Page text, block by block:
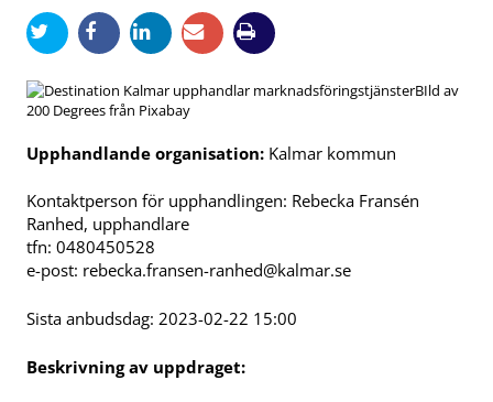
BIld av
200 Degrees från Pixabay
Upphandlande organisation: Kalmar kommun
Kontaktperson för upphandlingen: Rebecka Fransén
Ranhed, upphandlare
tfn: 0480450528
e-post: rebecka.fransen-ranhed@kalmar.se
Sista anbudsdag: 2023-02-22 15:00
Beskrivning av uppdraget: